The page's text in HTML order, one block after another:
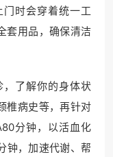
时会穿着统一工
套用品，确保清洁
了解你的身体状
椎病史等，再针对
分钟，以活血化
钟，加速代谢、帮